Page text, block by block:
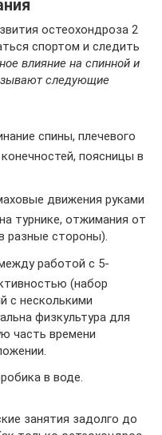
остеохондроза 2
спортом и следить
влияние на спинной и
следующие
спины, плечевого
поясницы в
движения руками
турнике, отжимания от
разные стороны).
работой с 5-
(набор
с несколькими
физкультура для
часть времени
в воде.
занятия задолго до